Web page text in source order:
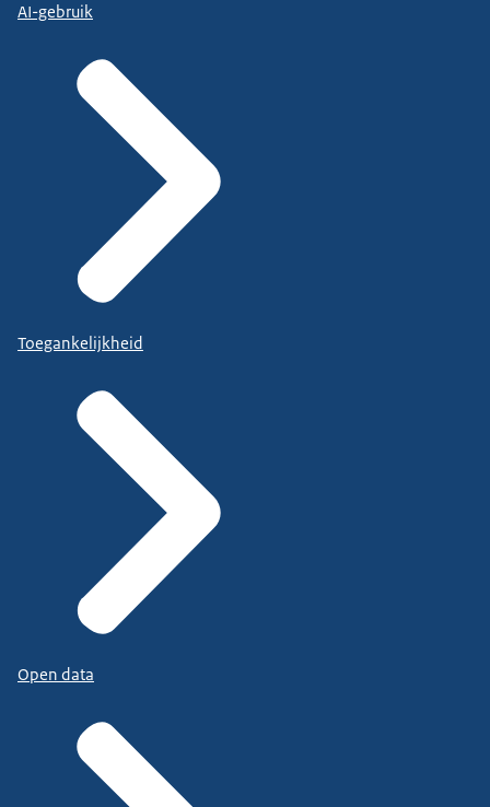
AI-gebruik
Toegankelijkheid
Open data